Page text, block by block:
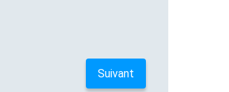
Suivant